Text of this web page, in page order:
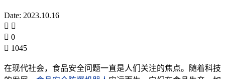
Date: 2023.10.16
0
1045
在现代社会，食品安全问题一直是人们关注的焦点。随着科技